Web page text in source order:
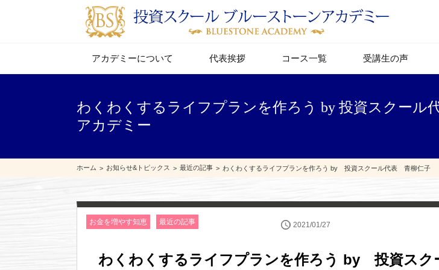
アカデミーについて 代表挨拶 コース一覧 受講生の声
わくわくするライフプランを作ろう by 投資スクール
アカデミー
ホーム お知らせ&トピックス 最近の記事 わくわくするライフプランを作ろう by 投資スクール代表 青柳仁子
お金を増やす知恵 最近の記事 2021/01/27
わくわくするライフプランを作ろう by 投資スク